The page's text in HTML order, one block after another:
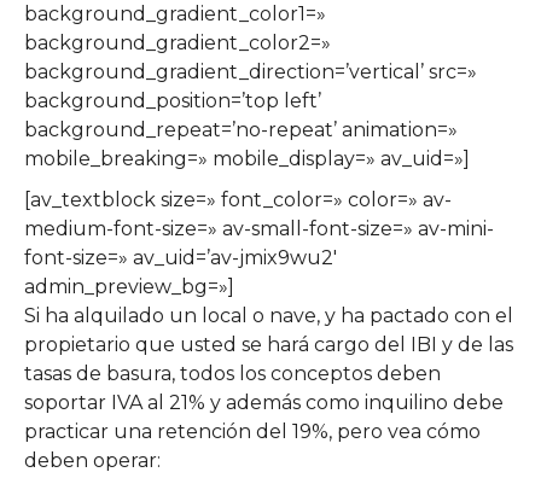
background_gradient_color1=»
background_gradient_color2=»
background_gradient_direction=’vertical’ src=»
background_position=’top left’
background_repeat=’no-repeat’ animation=»
mobile_breaking=» mobile_display=» av_uid=»]
[av_textblock size=» font_color=» color=» av-
medium-font-size=» av-small-font-size=» av-mini-
font-size=» av_uid=’av-jmix9wu2′
admin_preview_bg=»]
Si ha alquilado un local o nave, y ha pactado con el
propietario que usted se hará cargo del IBI y de las
tasas de basura, todos los conceptos deben
soportar IVA al 21% y además como inquilino debe
practicar una retención del 19%, pero vea cómo
deben operar: